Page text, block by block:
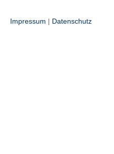
Impressum | Datenschutz